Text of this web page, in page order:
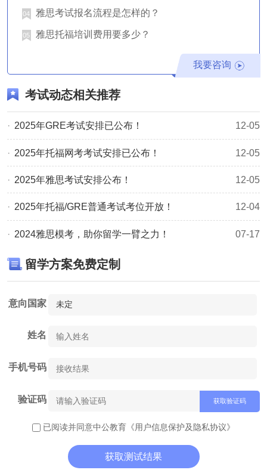
04 雅思考试报名流程是怎样的？
05 雅思托福培训费用要多少？
我要咨询
考试动态相关推荐
12-05
2025年GRE考试安排已公布！
12-05
2025年托福网考考试安排已公布！
12-05
2025年雅思考试安排公布！
12-04
2025年托福/GRE普通考试考位开放！
07-17
2024雅思模考，助你留学一臂之力！
留学方案免费定制
意向国家
姓名
手机号码
验证码 获取验证码
已阅读并同意中公教育 《用户信息保护及隐私协议》
获取测试结果